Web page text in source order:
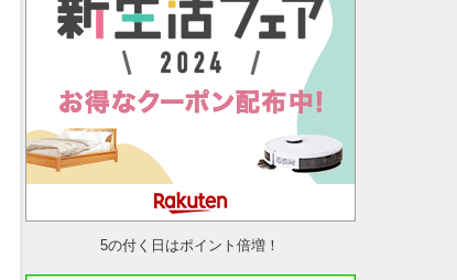
5の付く日はポイント倍増！